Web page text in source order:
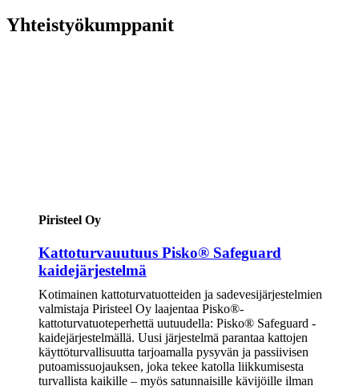
Yhteistyökumppanit
Piristeel Oy
Kattoturvauutuus Pisko® Safeguard
kaidejärjestelmä
Kotimainen kattoturvatuotteiden ja sadevesijärjestelmien
valmistaja Piristeel Oy laajentaa Pisko®-
kattoturvatuoteperhettä uutuudella: Pisko® Safeguard -
kaidejärjestelmällä. Uusi järjestelmä parantaa kattojen
käyttöturvallisuutta tarjoamalla pysyvän ja passiivisen
putoamissuojauksen, joka tekee katolla liikkumisesta
turvallista kaikille – myös satunnaisille kävijöille ilman